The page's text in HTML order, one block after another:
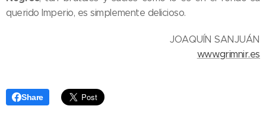
querido Imperio, es simplemente delicioso.
JOAQUÍN SANJUÁN
www.grimnir.es
Share